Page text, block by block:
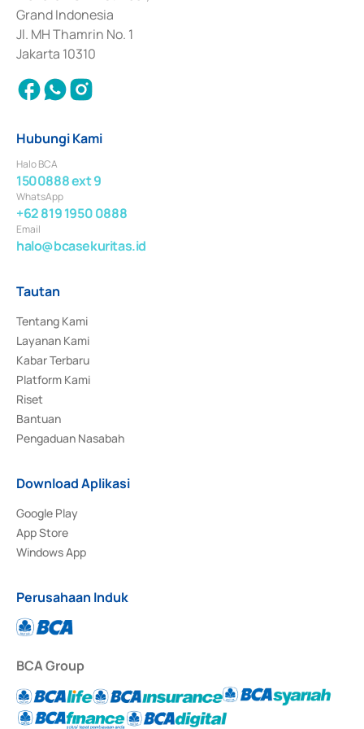
Surat Berharga Komersial yang izinnya diterbitkan pada tahun 2018.
Grand Indonesia
Jl. MH Thamrin No. 1
Jakarta 10310
Hubungi Kami
Halo BCA
1500888 ext 9
WhatsApp
+62 819 1950 0888
Email
halo@bcasekuritas.id
Tautan
Tentang Kami
Layanan Kami
Kabar Terbaru
Platform Kami
Riset
Bantuan
Pengaduan Nasabah
Download Aplikasi
Google Play
App Store
Windows App
Perusahaan Induk
BCA Group